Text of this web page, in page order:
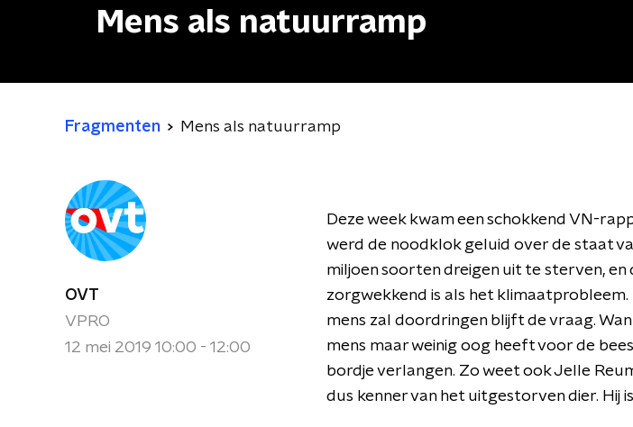
Mens als natuurramp
Fragmenten Mens als natuurramp
OVT
VPRO
12 mei 2019 10:00 - 12:00
Deze week kwam een schokkend VN-
werd de noodklok geluid over de staat
miljoen soorten dreigen uit te sterven, en
zorgwekkend is als het
mens zal doordringen blijft de vraag.
mens maar weinig oog heeft voor de
bordje verlangen. Zo weet ook Jelle
dus kenner van het uitgestorven dier. Hij